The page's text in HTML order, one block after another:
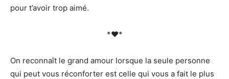
pour t’avoir trop aimé.
*♥*
On reconnaît le grand amour lorsque la seule personne
qui peut vous réconforter est celle qui vous a fait le plus